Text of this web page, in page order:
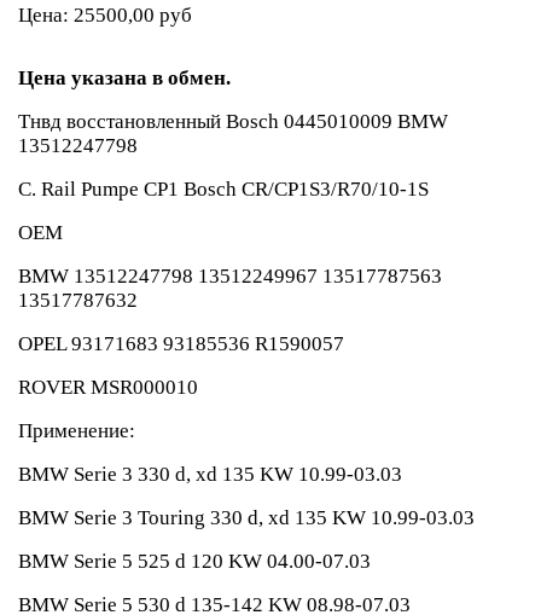
Цена: 25500,00 руб
Цена указана в обмен.
Тнвд восстановленный Bosch 0445010009 BMW
13512247798
C. Rail Pumpe CP1 Bosch CR/CP1S3/R70/10-1S
OEM
BMW 13512247798 13512249967 13517787563
13517787632
OPEL 93171683 93185536 R1590057
ROVER MSR000010
Применение:
BMW Serie 3 330 d, xd 135 KW 10.99-03.03
BMW Serie 3 Touring 330 d, xd 135 KW 10.99-03.03
BMW Serie 5 525 d 120 KW 04.00-07.03
BMW Serie 5 530 d 135-142 KW 08.98-07.03